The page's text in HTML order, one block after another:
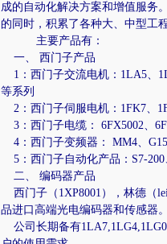
成的自动化解决方案和增值服务
的同时，积累了各种大、中型工
主要产品有：
一、 西门子产品
1：西门子交流电机：1LA5、
等系列
2：西门子伺服电机：1FK7、
3：西门子电缆： 6FX5002、
4：西门子变频器： MM4、
5：西门子自动化产品：S7-
二、 编码器产品
西门子（1XP8001），林德（
品进口高端光电编码器和传感器
公司长期备有